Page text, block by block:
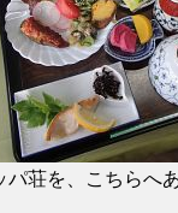
荘を、こちらへ